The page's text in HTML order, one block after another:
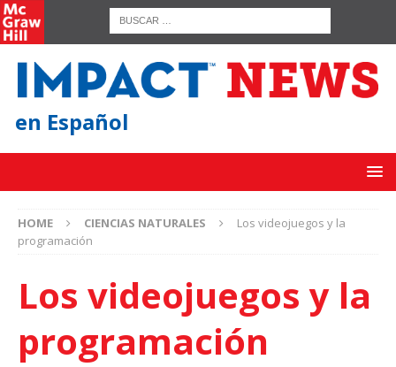
en Español
HOME CIENCIAS NATURALES
Los videojuegos y la
programación
Los videojuegos y la
programación